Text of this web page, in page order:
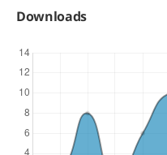
Downloads